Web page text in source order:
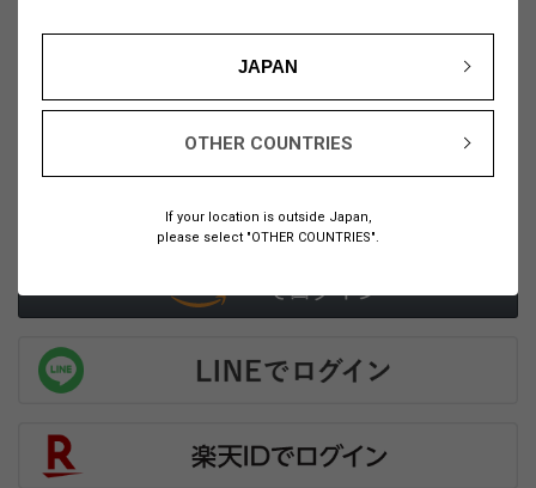
JAPAN
OTHER COUNTRIES
If your location is outside Japan,
please select "OTHER COUNTRIES".
こちら
または